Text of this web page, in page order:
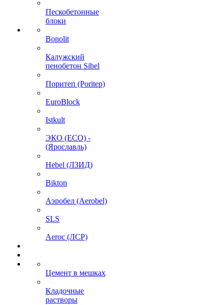
Пескобетонные
блоки
Bonolit
Калужский
пенобетон Sibel
Поритеп (Poritep)
EuroBlock
Istkult
ЭКО (ECO) -
(Ярославль)
Hebel (ЛЗИД)
Bikton
Аэробел (Aerobel)
SLS
Aeroc (ЛСР)
Цемент в мешках
Кладочные
растворы